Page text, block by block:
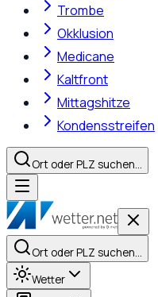
Trombe
Okklusion
Medicane
Kaltfront
Mittagshitze
Kondensstreifen
Ort oder PLZ suchen…
Ort oder PLZ suchen…
Wetter